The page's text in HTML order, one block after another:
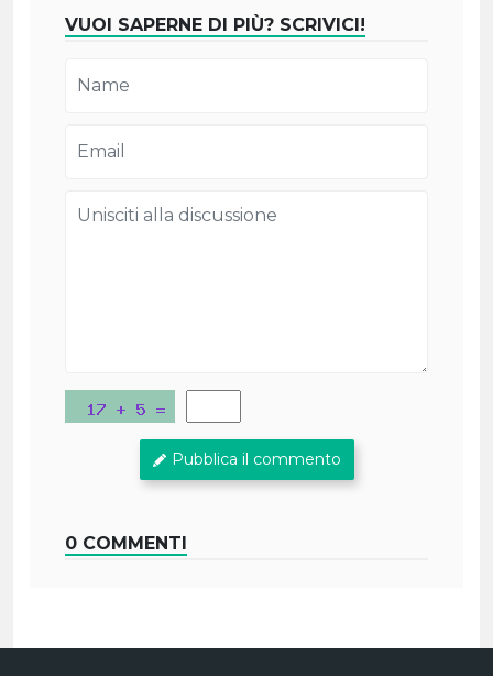
VUOI SAPERNE DI PIÙ? SCRIVICI!
Pubblica il commento
0 COMMENTI